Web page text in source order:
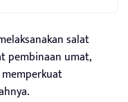
salat
pembinaan umat,